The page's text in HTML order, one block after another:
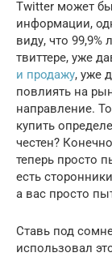
Twitter может
информации,
виду, что
твиттере, уже
и продажу, уже
повлиять на
направление.
купить
честен?
теперь просто
есть
а вас просто
Ставь под
использовал